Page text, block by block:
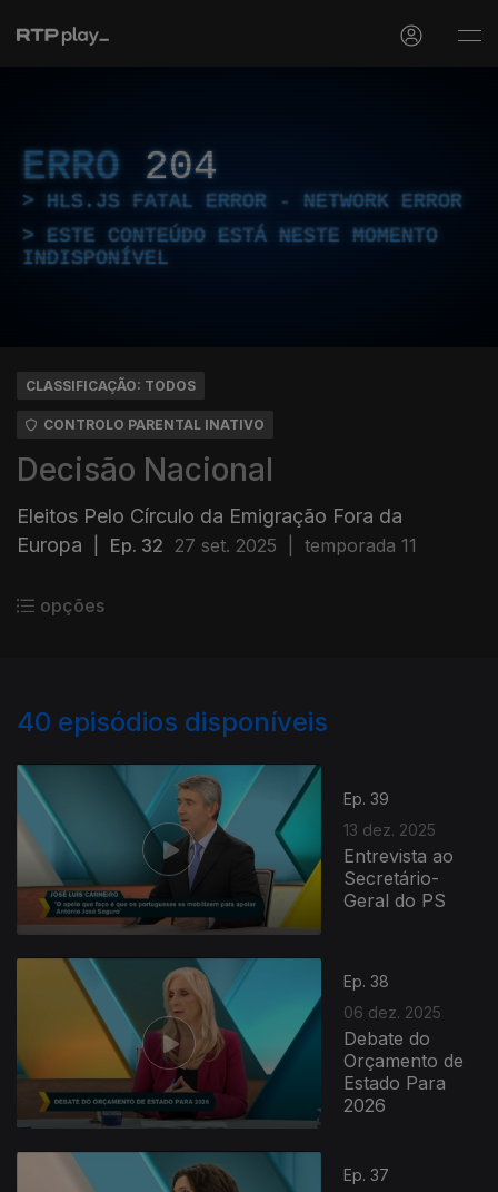
ERRO 204
HLS.JS FATAL ERROR - NETWORK ERROR
ESTE CONTEÚDO ESTÁ NESTE MOMENTO
INDISPONÍVEL
CLASSIFICAÇÃO: TODOS
CONTROLO PARENTAL INATIVO
Decisão Nacional
Eleitos Pelo Círculo da Emigração Fora da
Europa
Ep. 32 27 set. 2025 temporada 11
opções
40 episódios disponíveis
Ep. 39
13 dez. 2025
Entrevista ao
Secretário-
Geral do PS
Ep. 38
06 dez. 2025
Debate do
Orçamento de
Estado Para
2026
Ep. 37